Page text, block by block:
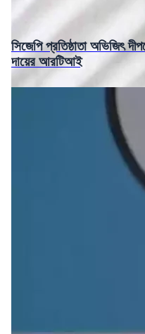
সিজেপি প্রতিষ্ঠাতা অভিজিৎ
দায়ের আরটিআই